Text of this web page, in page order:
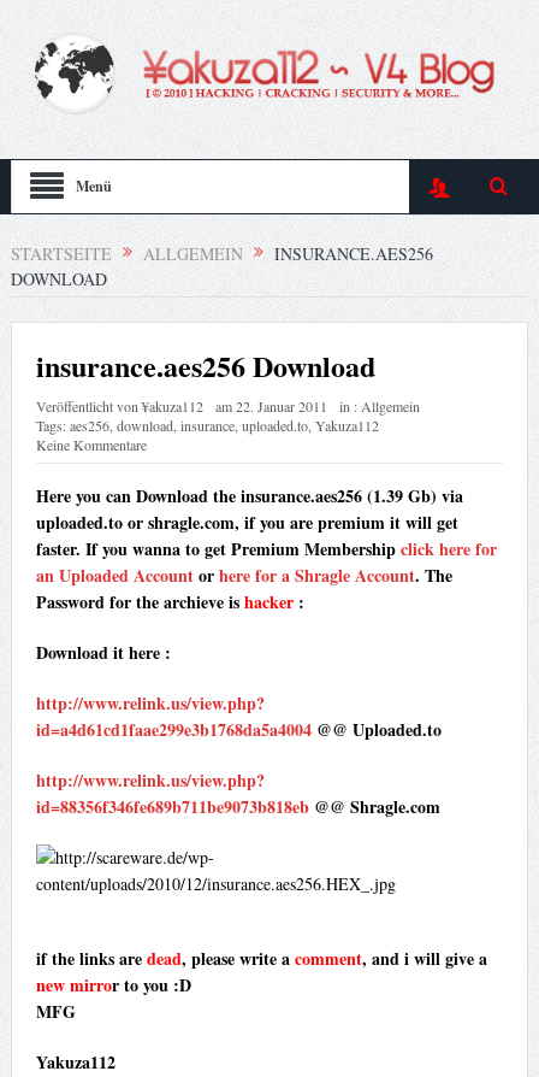
Menü
STARTSEITE ALLGEMEIN
INSURANCE.AES256
DOWNLOAD
insurance.aes256 Download
Veröffentlicht von¥akuza112 am22. Januar 2011 in : Allgemein
Tags:aes256, download, insurance, uploaded.to, Yakuza112
Keine Kommentare
Here you can Download the insurance.aes256 (1.39 Gb) via
uploaded.to or shragle.com, if you are premium it will get
faster. If you wanna to get Premium Membershipclick here for
an Uploaded Accountorhere for a Shragle Account. The
Password for the archieve ishacker:
Download it here :
http://www.relink.us/view.php?
id=a4d61cd1faae299e3b1768da5a4004@@ Uploaded.to
http://www.relink.us/view.php?
id=88356f346fe689b711be9073b818eb@@ Shragle.com
if the links aredead, please write acomment, and i will give a
new mirror to you :D
MFG
Yakuza112